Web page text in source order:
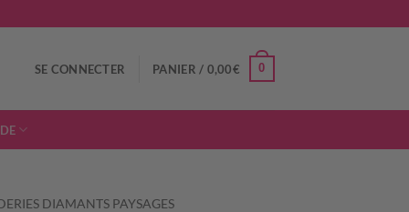
SE CONNECTER PANIER / 0,00€ 0
DIAMANTS PAYSAGES